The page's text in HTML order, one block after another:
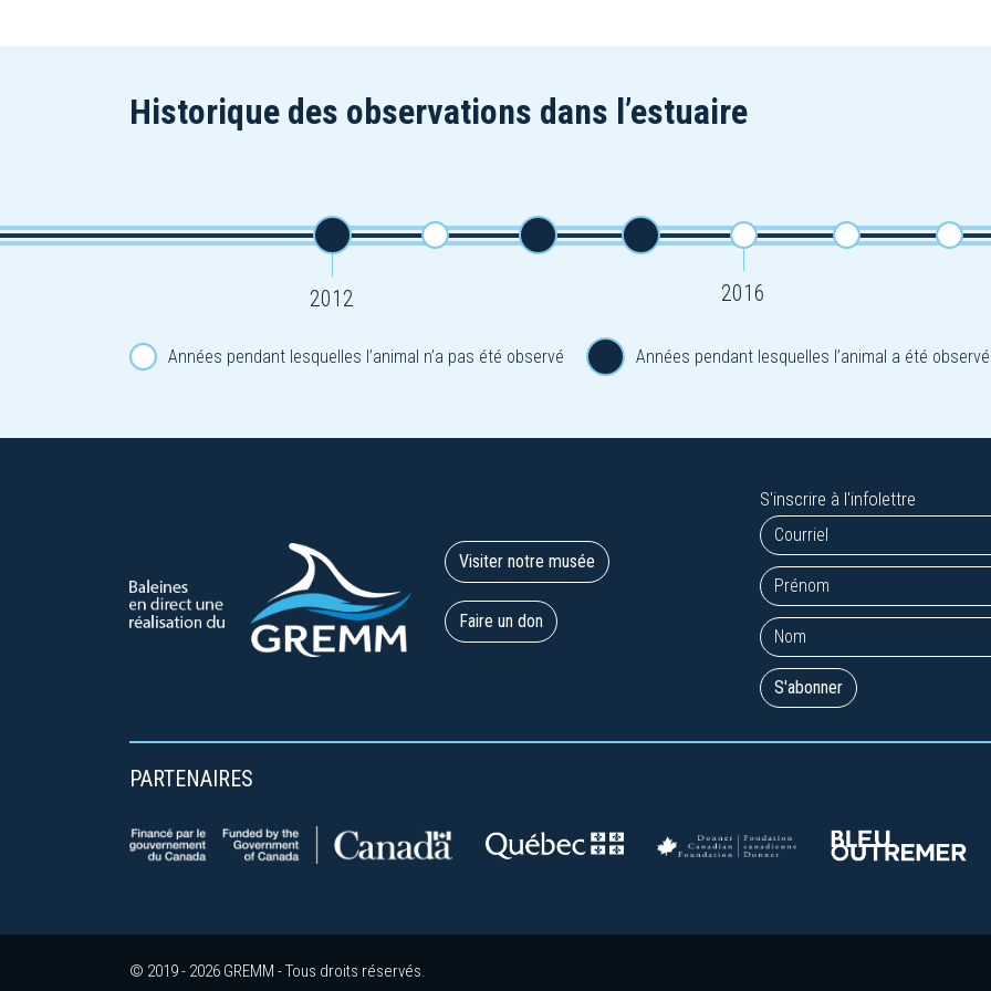
Historique des observations dans l’estuaire
2012 2016
Années pendant lesquelles l’animal n’a pas été observé Années pendant lesquelles l’animal a été observé
Visiter notre musée
Faire un don
S'inscrire à l'infolettre
PARTENAIRES
© 2019 - 2026 GREMM - Tous droits réservés.